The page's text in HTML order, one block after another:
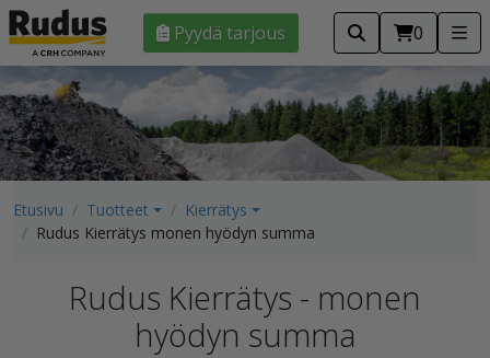
Pyydä tarjous 0
Etusivu Tuotteet
Kierrätys
Rudus Kierrätys monen hyödyn summa
Rudus Kierrätys - monen
hyödyn summa